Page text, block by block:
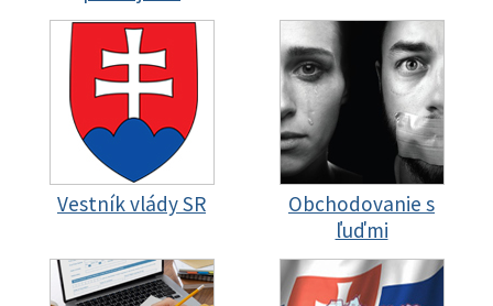
Vestník vlády SR
Obchodovanie s
ľuďmi